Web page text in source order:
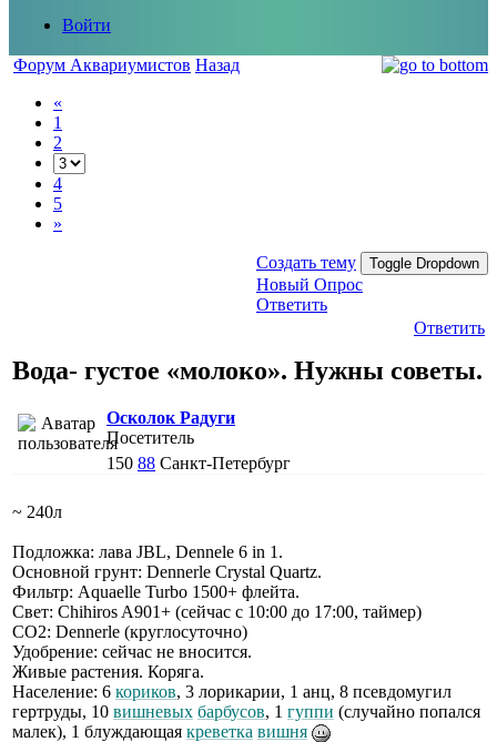
Войти
Форум Аквариумистов Назад
«
1
2
4
5
»
Создать тему Toggle Dropdown
Новый Опрос
Ответить
Ответить
Вода- густое «молоко». Нужны советы.
Осколок Радуги
Посетитель
150 88 Санкт-Петербург
~ 240л
Подложка: лава JBL, Dennele 6 in 1.
Основной грунт: Dennerle Crystal Quartz.
Фильтр: Aquaelle Turbo 1500+ флейта.
Свет: Chihiros A901+ (сейчас с 10:00 до 17:00, таймер)
СО2: Dennerle (круглосуточно)
Удобрение: сейчас не вносится.
Живые растения. Коряга.
Население: 6 кориков, 3 лорикарии, 1 анц, 8 псевдомугил
гертруды, 10 вишневых барбусов, 1 гуппи (случайно попался
малек), 1 блуждающая креветка вишня